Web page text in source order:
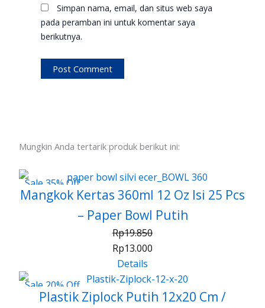
Simpan nama, email, dan situs web saya
pada peramban ini untuk komentar saya
berikutnya.
Mungkin Anda tertarik produk berikut ini:
Sale 35% Off
Mangkok Kertas 360ml 12 Oz Isi 25 Pcs
– Paper Bowl Putih
Rp19.850
Rp13.000
Details
Sale 20% Off
Plastik Ziplock Putih 12x20 Cm /